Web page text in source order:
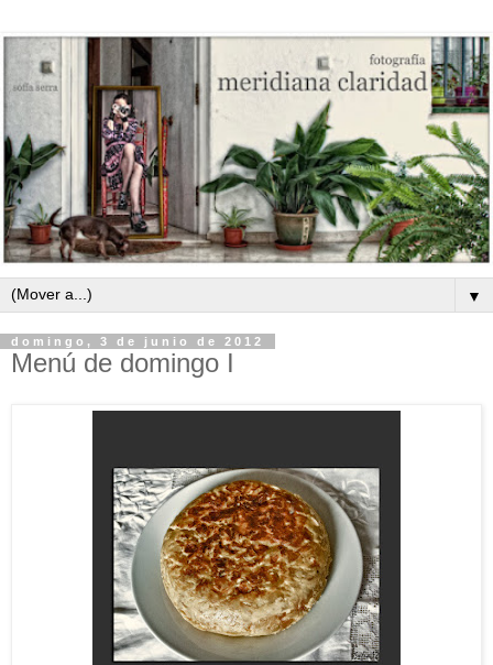
▼
domingo, 3 de junio de 2012
Menú de domingo I